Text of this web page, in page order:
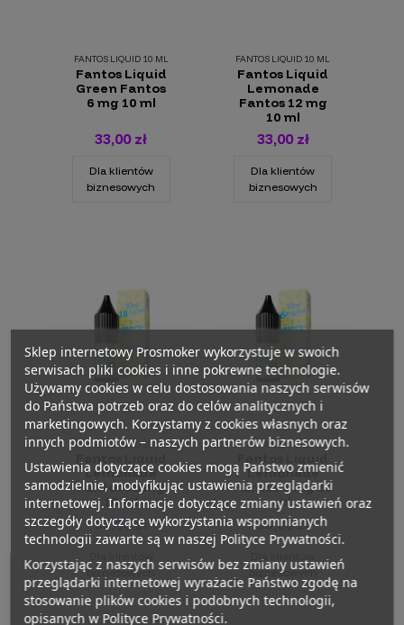
FANTOS LIQUID 10 ML
Fantos Liquid
Green Fantos
6 mg 10 ml
33,00 zł
Dla klientów
biznesowych
FANTOS LIQUID 10 ML
Fantos Liquid
Lemonade
Fantos 12 mg
10 ml
33,00 zł
Dla klientów
biznesowych
FANTOS LIQUID 10 ML
Fantos Liquid
Lemonade
Fantos 18 mg
10 ml
33,00 zł
biznesowych
FANTOS LIQUID 10 ML
Fantos Liquid
Lemonade
Fantos 6 mg 10
ml
33,00 zł
biznesowych
Sklep internetowy Prosmoker wykorzystuje w swoich
serwisach pliki cookies i inne pokrewne technologie.
Używamy cookies w celu dostosowania naszych serwisów
do Państwa potrzeb oraz do celów analitycznych i
marketingowych. Korzystamy z cookies własnych oraz
innych podmiotów – naszych partnerów biznesowych.
Ustawienia dotyczące cookies mogą Państwo zmienić
samodzielnie, modyfikując ustawienia przeglądarki
internetowej. Informacje dotyczące zmiany ustawień oraz
szczegóły dotyczące wykorzystania wspomnianych
technologii zawarte są w naszej Polityce Prywatności.
Korzystając z naszych serwisów bez zmiany ustawień
przeglądarki internetowej wyrażacie Państwo zgodę na
stosowanie plików cookies i podobnych technologii,
opisanych w Polityce Prywatności.